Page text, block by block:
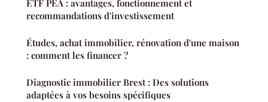
ETF PEA : avantages, fonctionnement et
recommandations d'investissement
Études, achat immobilier, rénovation d'une maison
: comment les financer ?
Diagnostic immobilier Brest : Des solutions
adaptées à vos besoins spécifiques